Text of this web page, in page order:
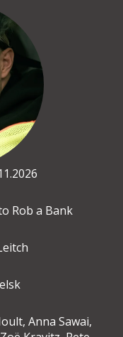
Rob a Bank
Anna Sawai,